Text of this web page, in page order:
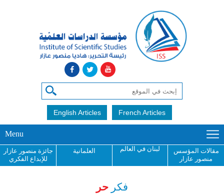
English Articles French Articles
Menu
مقالات المؤسس
منصور عازار
لبنان في العالم العلمانية
جائزة منصور عازار
للإبداع الفكري
فكر حر